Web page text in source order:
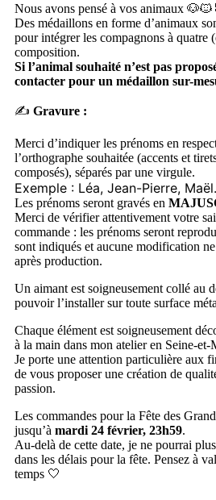
Nous avons pensé à vos animaux
Des médaillons en forme d’animaux
pour intégrer les compagnons à quatre
composition.
Si l’animal souhaité n’est pas
contacter pour un médaillon sur-
✍️ Gravure :
Merci d’indiquer les prénoms en
l’orthographe souhaitée (accents et
composés), séparés par une virgule.
Exemple : Léa, Jean-Pierre, Maël.
Les prénoms seront gravés en
Merci de vérifier attentivement votre
commande : les prénoms seront
sont indiqués et aucune modification
après production.
Un aimant est soigneusement collé au
pouvoir l’installer sur toute surface
Chaque élément est soigneusement
à la main dans mon atelier en Seine-et-
Je porte une attention particulière aux
de vous proposer une création de
passion.
Les commandes pour la Fête des
jusqu’à mardi 24 février, 23h59.
Au-delà de cette date, je ne pourrai
dans les délais pour la fête. Pensez à
temps 🤍